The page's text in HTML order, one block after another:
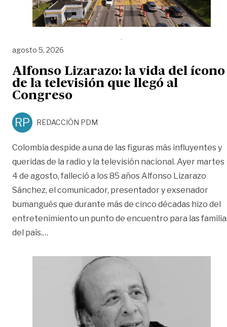
agosto 5, 2026
Alfonso Lizarazo: la vida del ícono
de la televisión que llegó al
Congreso
RP REDACCIÓN PDM
Colombia despide a una de las figuras más influyentes y
queridas de la radio y la televisión nacional. Ayer martes
4 de agosto, falleció a los 85 años Alfonso Lizarazo
Sánchez, el comunicador, presentador y exsenador
bumangués que durante más de cinco décadas hizo del
entretenimiento un punto de encuentro para las
del país.…